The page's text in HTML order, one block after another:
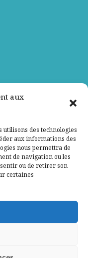
aux
des technologies
aux informations des
nous permettra de
de navigation ou les
ou de retirer son
certaines